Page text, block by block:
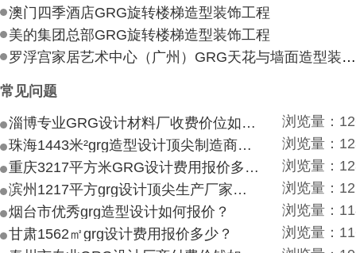
澳门四季酒店GRG旋转楼梯造型装饰工程
美的集团总部GRG旋转楼梯造型装饰工程
罗浮宫家居艺术中心（广州）GRG天花与墙面造型装饰工程
常见问题
淄博专业GRG设计材料厂收费价位如何？
浏览量：
珠海1443米²grg造型设计顶尖制造商付费付费多少？
浏览量：
重庆3217平方米GRG设计费用报价多少？
浏览量：
滨州1217平方grg设计顶尖生产厂家价目如何？
浏览量：
烟台市优秀grg造型设计如何报价？
浏览量：
甘肃1562㎡grg设计费用报价多少？
浏览量：